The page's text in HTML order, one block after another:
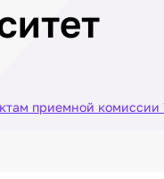
приемной